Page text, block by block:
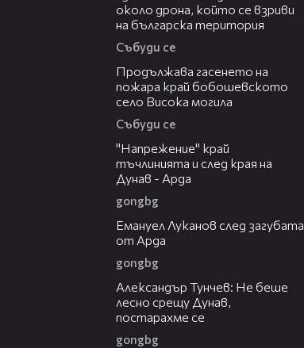
около дрона, който се взриви
на българска територия
Събуди се
Продължава гасенето на
пожара край бобошевското
село Висока могила
Събуди се
"Напрежение" край
тъчлинията и след края на
Дунав - Арда
gongbg
Емануел Луканов след загубата
от Арда
gongbg
Александър Тунчев: Не беше
лесно срещу Дунав,
постарахме се
gongbg